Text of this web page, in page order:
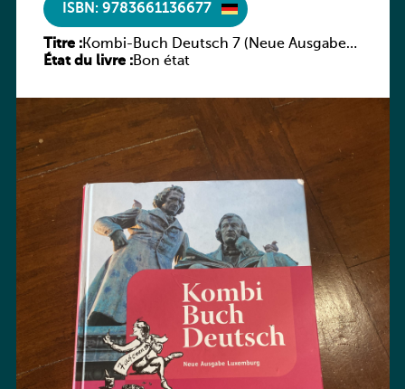
ISBN: 9783661136677
Titre :Kombi-Buch Deutsch 7 (Neue Ausgabe
Luxemburg)
État du livre :Bon état